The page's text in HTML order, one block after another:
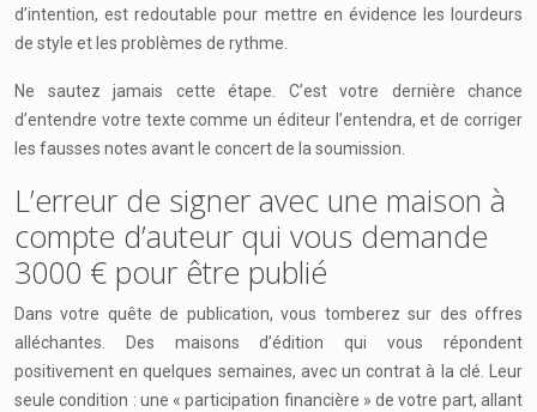
d’intention, est redoutable pour mettre en évidence les lourdeurs
de style et les problèmes de rythme.
Ne sautez jamais cette étape. C’est votre dernière chance
d’entendre votre texte comme un éditeur l’entendra, et de corriger
les fausses notes avant le concert de la soumission.
L’erreur de signer avec une maison à
compte d’auteur qui vous demande
3000 € pour être publié
Dans votre quête de publication, vous tomberez sur des offres
alléchantes. Des maisons d’édition qui vous répondent
positivement en quelques semaines, avec un contrat à la clé. Leur
seule condition : une « participation financière » de votre part, allant